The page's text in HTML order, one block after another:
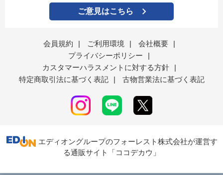
ご意見はこちら
会員規約 | ご利用環境 | 会社概要
|
プライバシーポリシー
|
カスタマーハラスメントに対する方針
|
特定商取引法に基づく表記
| 古物営業法に基づく表記
エディオングループのフォーレスト株式会社が運営す
る通販サイト「ココデカウ」